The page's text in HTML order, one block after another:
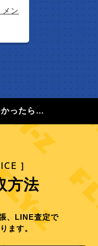
ン
かったら…
］
方法
、LINE査定で
ます。